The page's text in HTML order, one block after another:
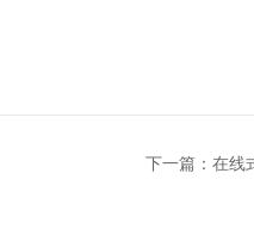
下一篇： 在线